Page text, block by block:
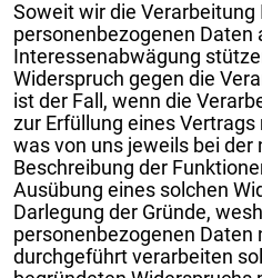
Soweit wir die Verarbeitung
personenbezogenen Daten
Interessenabwägung
Widerspruch gegen die
ist der Fall, wenn die
zur Erfüllung eines
was von uns jeweils bei der
Beschreibung der
Ausübung eines solchen
Darlegung der Gründe,
personenbezogenen Daten
durchgeführt verarbeiten